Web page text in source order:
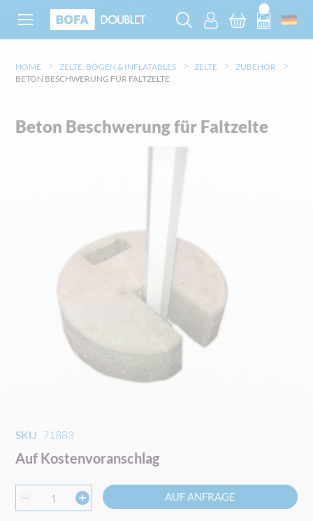
HOME ZELTE, BÖGEN & INFLATABLES ZELTE
ZUBEHÖR
BETON BESCHWERUNG FÜR FALTZELTE
SKU 71883
Auf Kostenvoranschlag
AUF ANFRAGE
Beton Beschwerung für Faltzelte
Zum
der
springen